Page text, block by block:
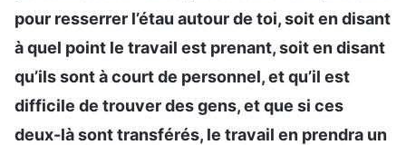
pour resserrer l’étau autour de toi, soit en disant
à quel point le travail est prenant, soit en disant
qu’ils sont à court de personnel, et qu’il est
difficile de trouver des gens, et que si ces
deux-là sont transférés, le travail en prendra un